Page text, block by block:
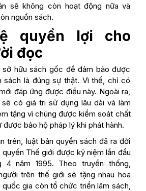
sẽ không còn hoạt động nữa và
nguồn sách.
quyền lợi cho
đọc
sở hữu sách gốc để đảm bảo được
sách là đúng sự thật. Vì thế, chỉ có
đáp ứng được điều này. Ngoài ra,
có giá tri sử dụng lâu dài và làm
tặng vì chúng được kiểm soát chất
được bảo hộ pháp lý khi phát hành.
trên, luật bản quyền sách đã ra đời
quyền Thế giới được kỷ niệm lần đầu
4 năm 1995. Theo truyền thống,
trên thế giới sẽ tặng nhau hoa
quốc gia còn tổ chức triển lãm sách,